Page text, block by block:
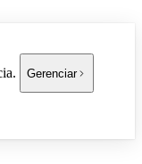
Gerenciar